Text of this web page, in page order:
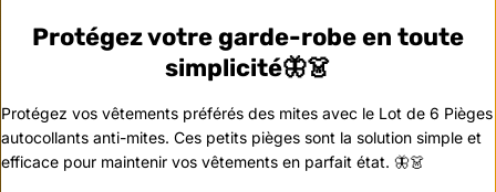
Protégez votre garde-robe en toute
simplicité🦋👗
Protégez vos vêtements préférés des mites avec le Lot de 6 Pièges
autocollants anti-mites. Ces petits pièges sont la solution simple et
efficace pour maintenir vos vêtements en parfait état. 🦋👗